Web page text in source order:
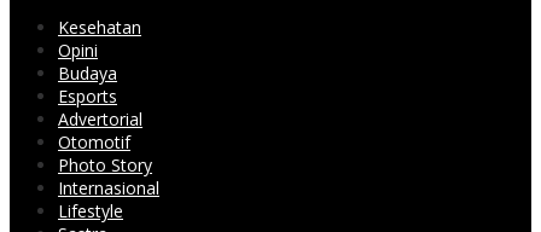
Kesehatan
Opini
Budaya
Esports
Advertorial
Otomotif
Photo Story
Internasional
Lifestyle